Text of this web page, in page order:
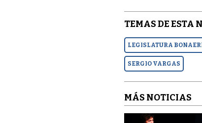
TEMAS DE ESTA
LEGISLATURA
SERGIO VARGAS
MÁS NOTICIAS